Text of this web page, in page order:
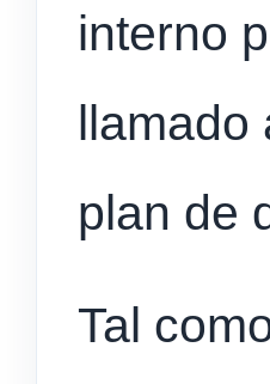
interno
plan de
Tal